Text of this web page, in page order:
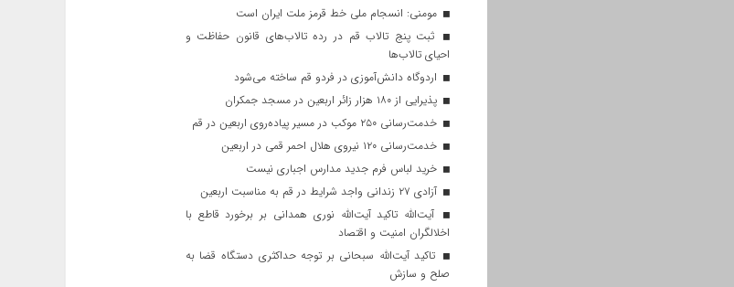
مومنی: انسجام ملی خط قرمز ملت ایران است
ثبت پنج تالاب قم در رده تالاب‌های قانون حفاظت و
احیای تالاب‌ها
اردوگاه دانش‌آموزی در فردو قم ساخته می‌شود
پذیرایی از ۱۸۰ هزار زائر اربعین در مسجد جمکران
خدمت‌رسانی ۲۵۰ موکب در مسیر پیاده‌روی اربعین در قم
خدمت‌رسانی ۱۲۰ نیروی هلال احمر قمی در اربعین
خرید لباس فرم جدید مدارس اجباری نیست
آزادی ۲۷ زندانی واجد شرایط در قم به مناسبت اربعین
آیت‌الله تاکید آیت‌الله نوری همدانی بر برخورد قاطع با
اخلالگران امنیت و اقتصاد
تاکید آیت‌الله‌ سبحانی بر توجه حداکثری دستگاه قضا به
صلح و سازش